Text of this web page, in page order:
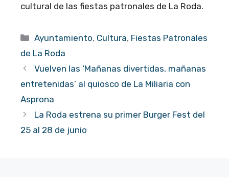
cultural de las fiestas patronales de La Roda.
Categorías
Ayuntamiento, Cultura, Fiestas Patronales
de La Roda
Vuelven las ‘Mañanas divertidas, mañanas
entretenidas’ al quiosco de La Miliaria con
Asprona
La Roda estrena su primer Burger Fest del
25 al 28 de junio